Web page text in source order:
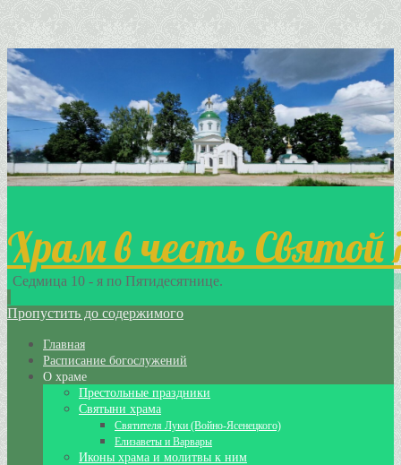
Храм в честь Святой
Седмица 10 - я по Пятидесятнице.
Пропустить до содержимого
Главная
Расписание богослужений
О храме
Престольные праздники
Святыни храма
Святителя Луки (Войно-Ясенецкого)
Елизаветы и Варвары
Иконы храма и молитвы к ним